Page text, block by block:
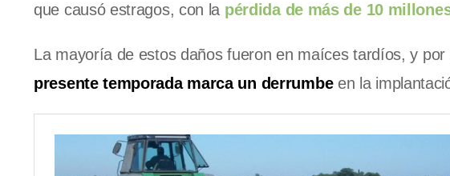
que causó estragos, con la pérdida de más de 10
La mayoría de estos daños fueron en maíces tardíos, y por
presente temporada marca un derrumbeen la